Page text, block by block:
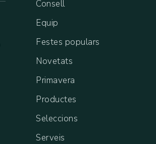
Consell
Equip
Festes populars
Novetats
Primavera
Productes
Seleccions
Serveis